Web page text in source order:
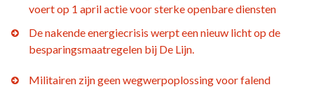
voert op 1 april actie voor sterke openbare diensten
De nakende energiecrisis werpt een nieuw licht op de
besparingsmaatregelen bij De Lijn.
Militairen zijn geen wegwerpoplossing voor falend